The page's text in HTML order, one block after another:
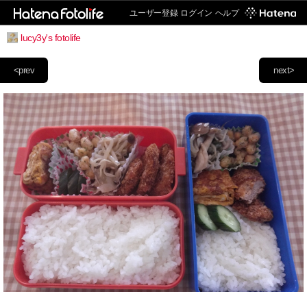
ユーザー登録 ログイン ヘルプ
lucy3y's fotolife
next>
<prev